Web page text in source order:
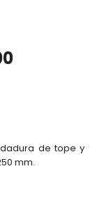
de tope y
mm.